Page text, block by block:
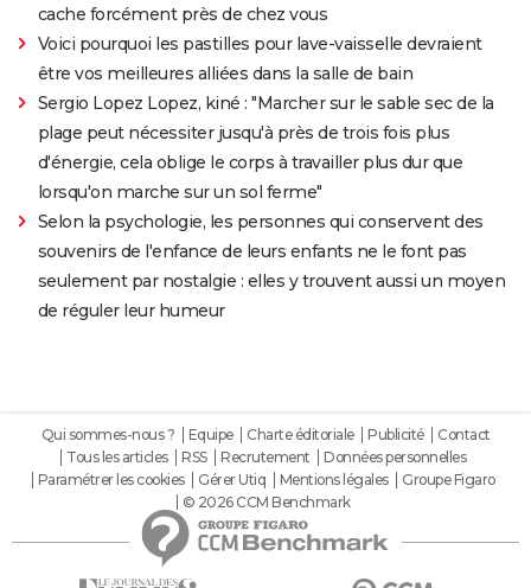
cache forcément près de chez vous
Voici pourquoi les pastilles pour lave-vaisselle devraient
être vos meilleures alliées dans la salle de bain
Sergio Lopez Lopez, kiné : "Marcher sur le sable sec de la
plage peut nécessiter jusqu'à près de trois fois plus
d'énergie, cela oblige le corps à travailler plus dur que
lorsqu'on marche sur un sol ferme"
Selon la psychologie, les personnes qui conservent des
souvenirs de l'enfance de leurs enfants ne le font pas
seulement par nostalgie : elles y trouvent aussi un moyen
de réguler leur humeur
Qui sommes-nous ? Equipe Charte éditoriale Publicité
Contact
Tous les articles
RSS Recrutement
Données personnelles
Paramétrer les cookies
Gérer Utiq Mentions légales
Groupe Figaro
© 2026 CCM Benchmark